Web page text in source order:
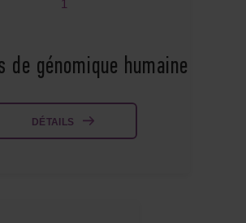
1
de génomique humaine
DÉTAILS